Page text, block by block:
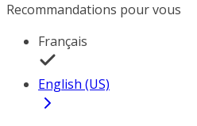
Recommandations pour vous
Français
English (US)